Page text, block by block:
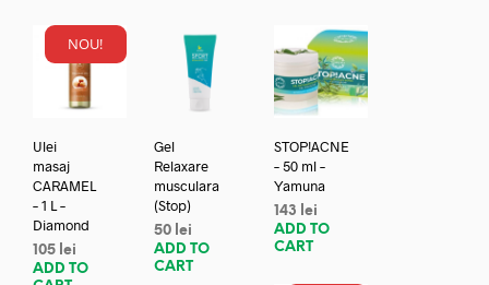
NOU!
Ulei
masaj
CARAMEL
– 1 L –
Diamond
105 lei
ADD TO
Gel
Relaxare
musculara
(Stop)
50 lei
ADD TO
CART
STOP!ACNE
– 50 ml –
Yamuna
143
lei
ADD TO
CART